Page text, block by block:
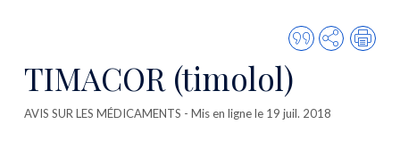
Citer
cette
Partager
TIMACOR (timolol)
AVIS SUR LES MÉDICAMENTS - Mis en ligne le 19 juil. 2018